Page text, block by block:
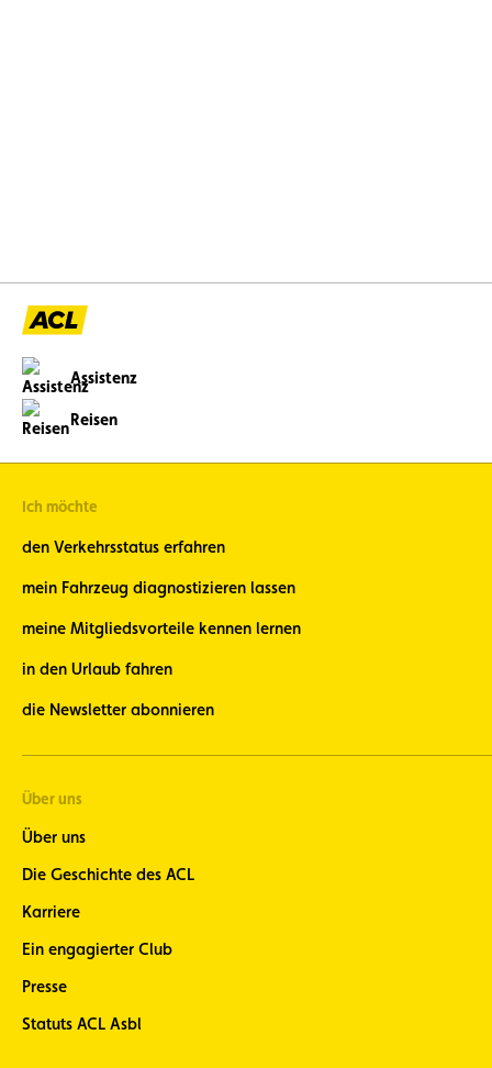
Assistenz
Reisen
Ich möchte
den Verkehrsstatus erfahren
mein Fahrzeug diagnostizieren lassen
meine Mitgliedsvorteile kennen lernen
in den Urlaub fahren
die Newsletter abonnieren
Über uns
Über uns
Die Geschichte des ACL
Karriere
Ein engagierter Club
Presse
Statuts ACL Asbl